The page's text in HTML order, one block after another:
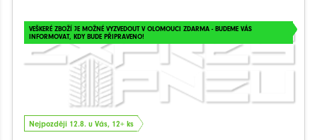
VEŠKERÉ ZBOŽÍ JE MOŽNÉ VYZVEDOUT V OLOMOUCI ZDARMA - BUDEME VÁS
INFORMOVAT, KDY BUDE PŘIPRAVENO!
Nejpozději 12.8. u Vás, 12+ ks